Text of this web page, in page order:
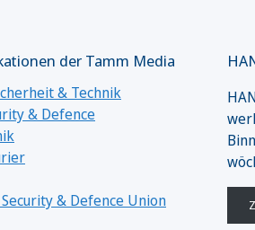
der Tamm Media
& Technik
& Defence
& Defence Union